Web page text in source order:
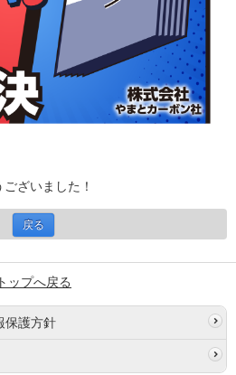
ざいました！
戻る
トップへ戻る
保護方針